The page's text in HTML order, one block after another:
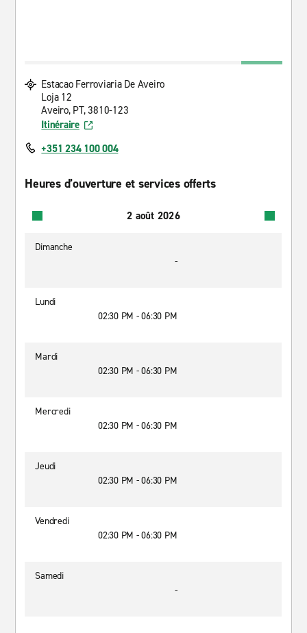
Estacao Ferroviaria De Aveiro
Loja 12
Aveiro, PT, 3810-123
Itinéraire
+351 234 100 004
Heures d’ouverture et services offerts
2 août 2026
Dimanche
-
Lundi
02:30 PM - 06:30 PM
Mardi
02:30 PM - 06:30 PM
Mercredi
02:30 PM - 06:30 PM
Jeudi
02:30 PM - 06:30 PM
Vendredi
02:30 PM - 06:30 PM
Samedi
-